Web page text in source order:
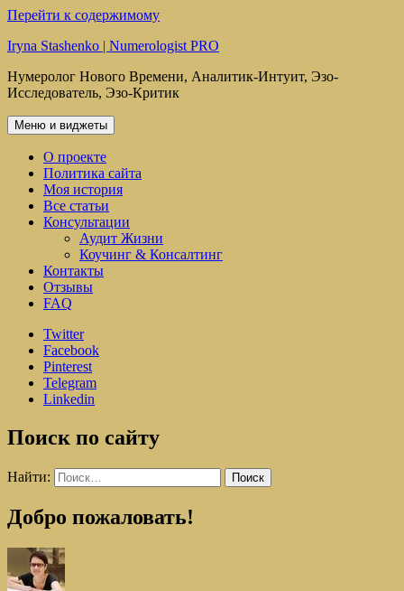
Перейти к содержимому
Iryna Stashenko | Numerologist PRO
Нумеролог Нового Времени, Аналитик-Интуит, Эзо-
Исследователь, Эзо-Критик
Меню и виджеты
О проекте
Политика сайта
Моя история
Все статьи
Консультации
Аудит Жизни
Коучинг & Консалтинг
Контакты
Отзывы
FAQ
Twitter
Facebook
Pinterest
Telegram
Linkedin
Поиск по сайту
Найти:
Добро пожаловать!